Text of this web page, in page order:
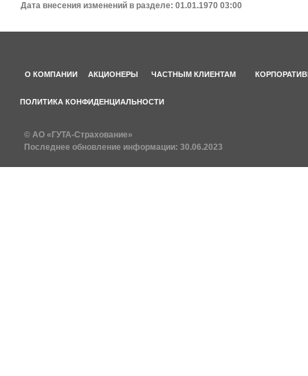
Дата внесения изменений в разделе: 01.01.1970 03:00
О КОМПАНИИ АКЦИОНЕРЫ ЧАСТНЫМ КЛИЕНТАМ
ПОЛИТИКА КОНФИДЕНЦИАЛЬНОСТИ
© АО «ГУТА-Страхование»
Последнее обновление информации: 30.06.2023